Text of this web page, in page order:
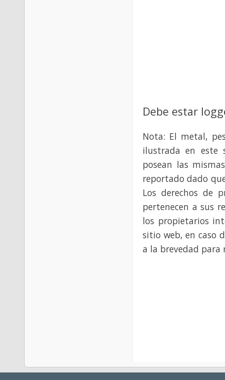
Debe estar
Nota: El metal,
ilustrada en este
posean las
reportado dado
Los derechos de
pertenecen a sus
los propietarios
sitio web, en caso
a la brevedad para